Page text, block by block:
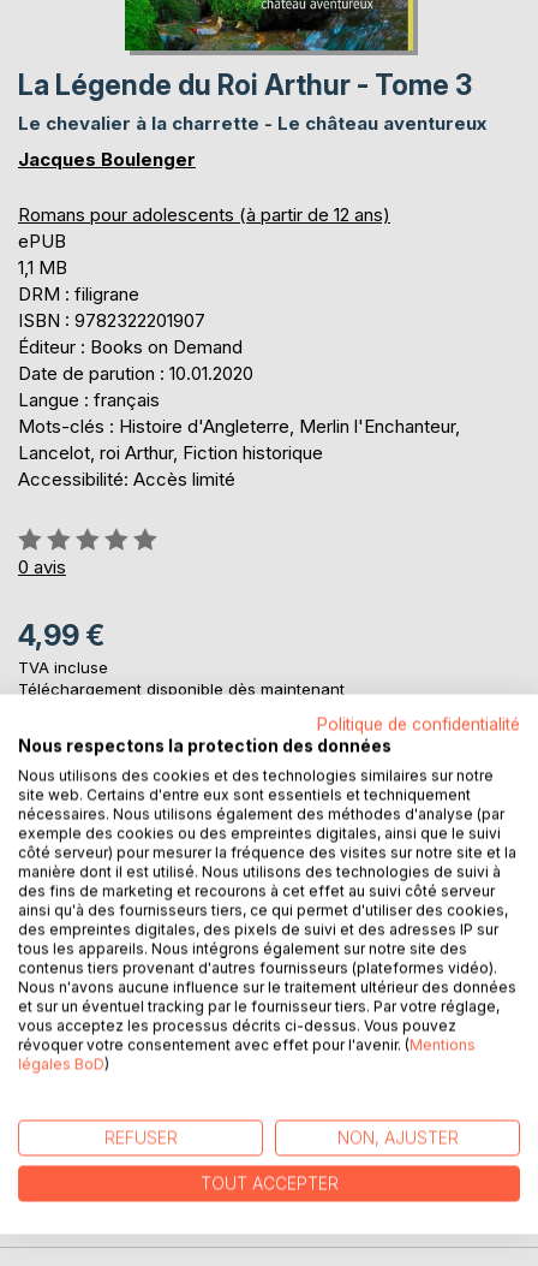
La Légende du Roi Arthur - Tome 3
Le chevalier à la charrette - Le château aventureux
Jacques Boulenger
Romans pour adolescents (à partir de 12 ans)
ePUB
1,1 MB
DRM : filigrane
ISBN : 9782322201907
Éditeur : Books on Demand
Date de parution : 10.01.2020
Langue : français
Mots-clés : Histoire d'Angleterre, Merlin l'Enchanteur,
Lancelot, roi Arthur, Fiction historique
Accessibilité: Accès limité
Évaluation:
0%
0 avis
4,99 €
TVA incluse
Téléchargement disponible dès maintenant
AJOUTER AU PANIER
Ajouter à ma liste d'envies
Laisser un avis
DESCRIPTION
La suite des aventures de Lancelot, du Roi Arthur et de
Merlin l'Enchanteur...
Politique de confidentialité
Nous respectons la protection des données
Nous utilisons des cookies et des technologies similaires sur notre
site web. Certains d'entre eux sont essentiels et techniquement
nécessaires. Nous utilisons également des méthodes d'analyse (par
exemple des cookies ou des empreintes digitales, ainsi que le suivi
côté serveur) pour mesurer la fréquence des visites sur notre site et la
manière dont il est utilisé. Nous utilisons des technologies de suivi à
des fins de marketing et recourons à cet effet au suivi côté serveur
ainsi qu'à des fournisseurs tiers, ce qui permet d'utiliser des cookies,
des empreintes digitales, des pixels de suivi et des adresses IP sur
tous les appareils. Nous intégrons également sur notre site des
contenus tiers provenant d'autres fournisseurs (plateformes vidéo).
Nous n'avons aucune influence sur le traitement ultérieur des données
et sur un éventuel tracking par le fournisseur tiers. Par votre réglage,
vous acceptez les processus décrits ci-dessus. Vous pouvez
révoquer votre consentement avec effet pour l'avenir. (Mentions
légales BoD)
REFUSER NON, AJUSTER
TOUT ACCEPTER